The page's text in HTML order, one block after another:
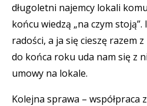
długoletni najemcy lokali
końcu wiedzą „na czym
radości, a ja się cieszę razem
do końca roku uda nam się z
umowy na lokale.
Kolejna sprawa – współpraca